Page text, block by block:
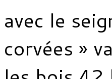
avec le
corvées »